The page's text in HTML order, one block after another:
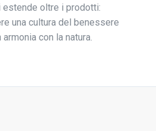
estende oltre i prodotti:
una cultura del benessere
con la natura.